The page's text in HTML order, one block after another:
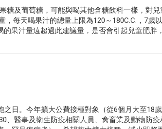
糖及葡萄糖，可能與喝其他含糖飲料一樣，對
每天喝果汁的總量上限為120～180C.C.，7歲
的果汁量遠超過此建議量，是否會引起兒童肥胖
日。今年擴大公費接種對象（從6個月大至18
、醫事及衛生防疫相關人員、禽畜業及動物防疫